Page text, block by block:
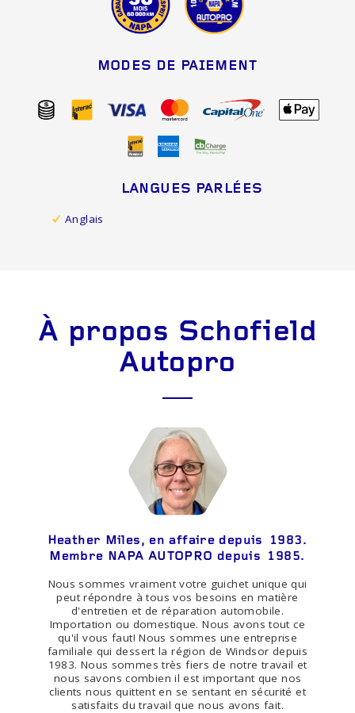
MODES DE PAIEMENT
LANGUES PARLÉES
Anglais
À propos Schofield
Autopro
Heather Miles, en affaire depuis 1983.
Membre NAPA AUTOPRO depuis 1985.
Nous sommes vraiment votre guichet unique qui
peut répondre à tous vos besoins en matière
d'entretien et de réparation automobile.
Importation ou domestique. Nous avons tout ce
qu'il vous faut! Nous sommes une entreprise
familiale qui dessert la région de Windsor depuis
1983. Nous sommes très fiers de notre travail et
nous savons combien il est important que nos
clients nous quittent en se sentant en sécurité et
satisfaits du travail que nous avons fait.